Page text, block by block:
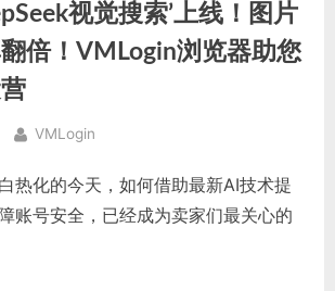
视觉搜索’上线！图片
倍！VMLogin浏览器助您
By
VMLogin
热化的今天，如何借助最新AI技术提
账号安全，已经成为卖家们最关心的